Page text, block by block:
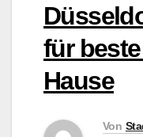
für
Hause
Von